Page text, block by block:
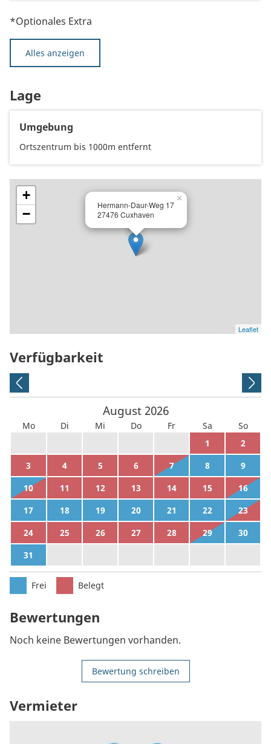
*Optionales Extra
Alles anzeigen
Lage
Umgebung
Ortszentrum bis 1000m entfernt
Hermann-Daur-Weg 17
27476 Cuxhaven
×
+
−
Leaflet
Verfügbarkeit
August 2026
Mo Di Mi Do Fr Sa
So
1
2
3
4 5 6 7 8
9
10
11 12 13 14 15
16
17
18 19 20 21 22
23
24
25 26 27 28 29
30
31
Frei Belegt
Bewertungen
Noch keine Bewertungen vorhanden.
Bewertung schreiben
Vermieter